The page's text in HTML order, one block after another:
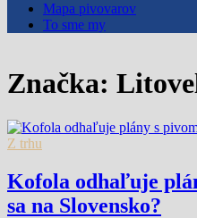
Mapa pivovarov
To sme my
Značka:
Z trhu
Kofola odhaľuje
sa na Slovensko?